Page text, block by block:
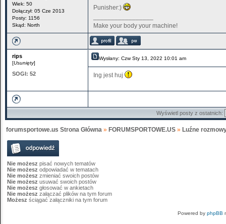
Wiek: 50
Dołączył: 05 Cze 2013
Posty: 1156
Skąd: North
Punisher:)
Make your body your machine!
rips
[Usunięty]
SOGI: 52
Wysłany: Czw Sty 13, 2022 10:01 am
Ing jest huj
Wyświetl posty z ostatnich:
forumsportowe.us Strona Główna » FORUMSPORTOWE.US » Luźne
Nie możesz pisać nowych tematów
Nie możesz odpowiadać w tematach
Nie możesz zmieniać swoich postów
Nie możesz usuwać swoich postów
Nie możesz głosować w ankietach
Nie możesz załączać plików na tym forum
Możesz ściągać załączniki na tym forum
Powered by phpBB